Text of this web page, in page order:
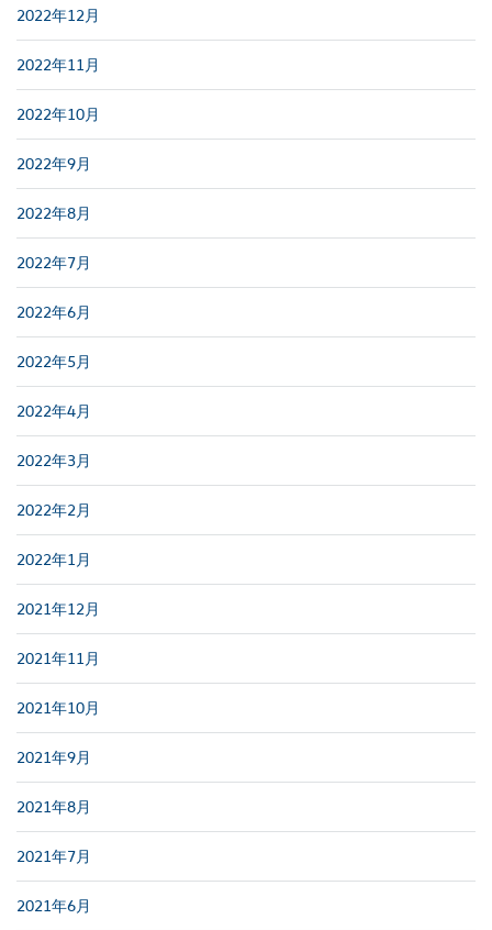
2022年12月
2022年11月
2022年10月
2022年9月
2022年8月
2022年7月
2022年6月
2022年5月
2022年4月
2022年3月
2022年2月
2022年1月
2021年12月
2021年11月
2021年10月
2021年9月
2021年8月
2021年7月
2021年6月